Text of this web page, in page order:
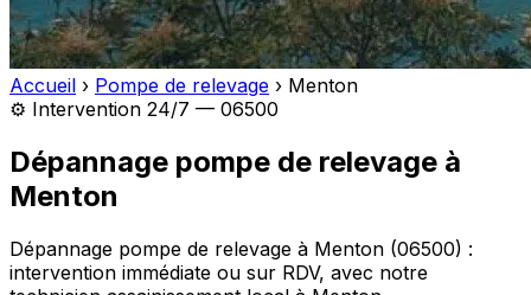
Accueil › Pompe de relevage › Menton
⚙️ Intervention 24/7 — 06500
Dépannage pompe de relevage à
Menton
Dépannage pompe de relevage à Menton (06500) :
intervention immédiate ou sur RDV, avec notre